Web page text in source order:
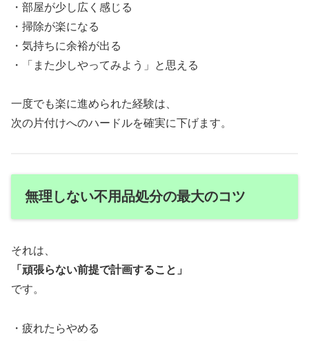
・部屋が少し広く感じる
・掃除が楽になる
・気持ちに余裕が出る
・「また少しやってみよう」と思える
一度でも楽に進められた経験は、
次の片付けへのハードルを確実に下げます。
無理しない不用品処分の最大のコツ
それは、
「頑張らない前提で計画すること」
です。
・疲れたらやめる